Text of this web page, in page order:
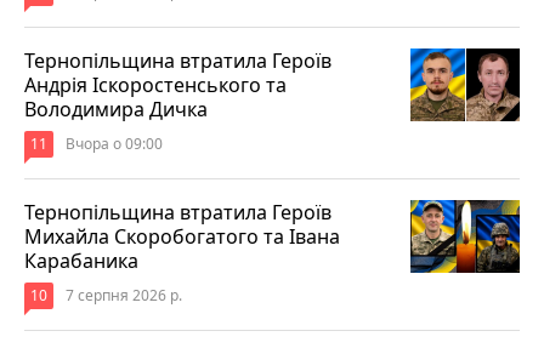
Тернопільщина втратила Героїв
Андрія Іскоростенського та
Володимира Дичка
11 Вчора о 09:00
Тернопільщина втратила Героїв
Михайла Скоробогатого та Івана
Карабаника
10 7 серпня 2026 р.